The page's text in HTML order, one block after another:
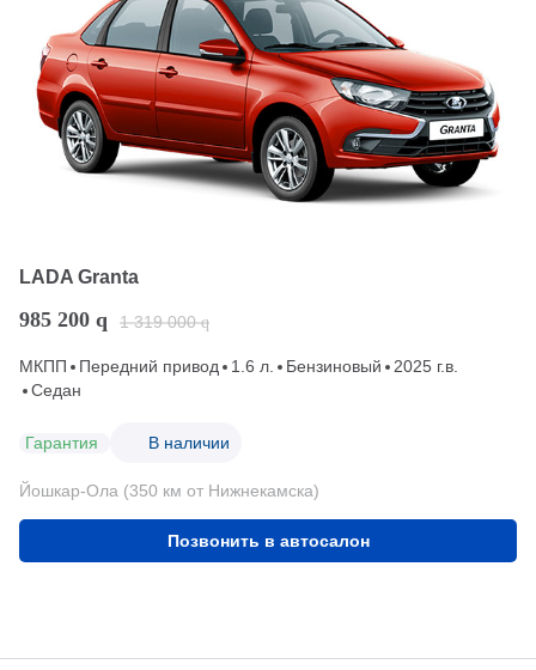
LADA Granta
985 200 q 1 319 000 q
МКПП Передний привод 1.6 л. Бензиновый
2025 г.в.
Седан
Гарантия В наличии
Йошкар-Ола (350 км от Нижнекамска)
Позвонить в автосалон